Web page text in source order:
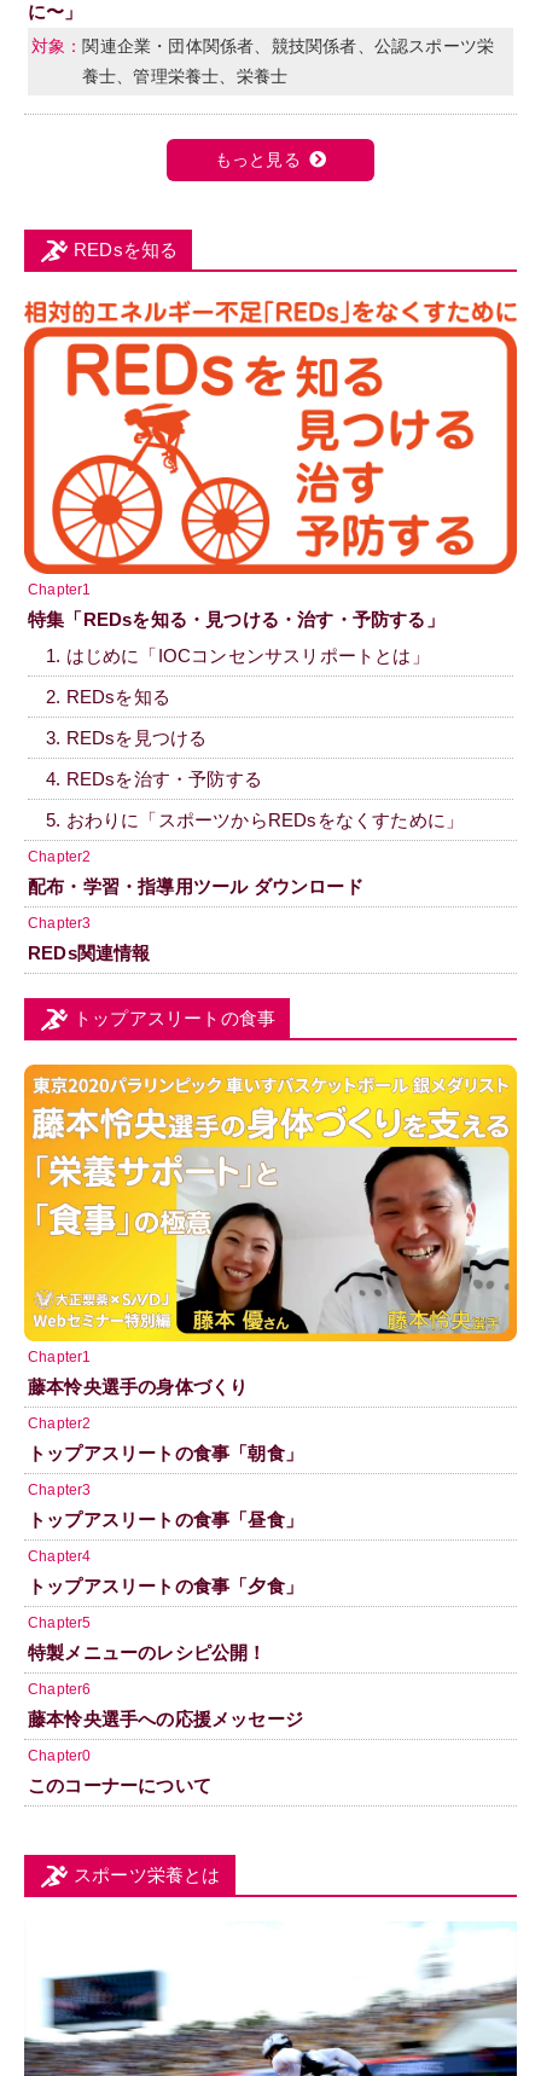
に〜」
関連企業・団体関係者、競技関係者、公認スポーツ栄
養士、管理栄養士、栄養士
もっと見る
REDsを知る
Chapter1
特集「REDsを知る・見つける・治す・予防する」
1. はじめに「IOCコンセンサスリポートとは」
2. REDsを知る
3. REDsを見つける
4. REDsを治す・予防する
5. おわりに「スポーツからREDsをなくすために」
Chapter2
配布・学習・指導用ツール ダウンロード
Chapter3
REDs関連情報
トップアスリートの食事
Chapter1
藤本怜央選手の身体づくり
Chapter2
トップアスリートの食事「朝食」
Chapter3
トップアスリートの食事「昼食」
Chapter4
トップアスリートの食事「夕食」
Chapter5
特製メニューのレシピ公開！
Chapter6
藤本怜央選手への応援メッセージ
Chapter0
このコーナーについて
スポーツ栄養とは